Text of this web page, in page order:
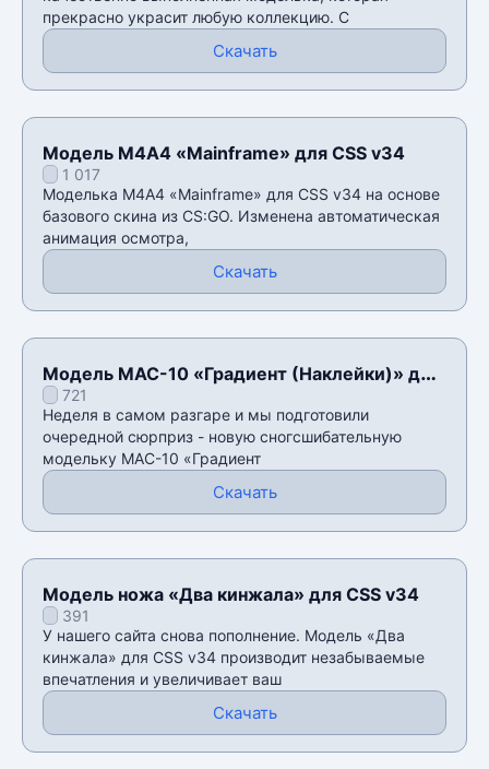
прекрасно украсит любую коллекцию. С
Скачать
Модель M4A4 «Mainframe» для CSS v34
1 017
Моделька M4A4 «Mainframe» для CSS v34 на основе
базового скина из CS:GO. Изменена автоматическая
анимация осмотра,
Скачать
Модель MAC-10 «Градиент (Наклейки)» для
CSS v34
721
Неделя в самом разгаре и мы подготовили
очередной сюрприз - новую сногсшибательную
модельку MAC-10 «Градиент
Скачать
Модель ножа «Два кинжала» для CSS v34
391
У нашего сайта снова пополнение. Модель «Два
кинжала» для CSS v34 производит незабываемые
впечатления и увеличивает ваш
Скачать